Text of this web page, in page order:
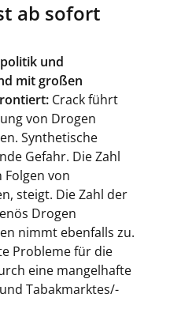
ab sofort
und
mit großen
Crack führt
von Drogen
Synthetische
Gefahr. Die Zahl
Folgen von
steigt. Die Zahl der
Drogen
nimmt ebenfalls zu.
Probleme für die
eine mangelhafte
Tabakmarktes/-